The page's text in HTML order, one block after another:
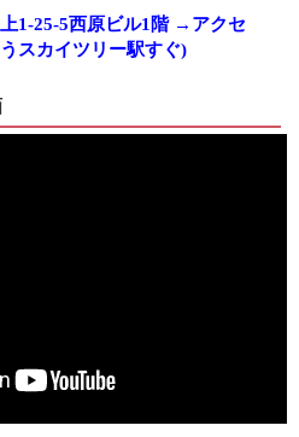
1-25-5西原ビル1階 →アクセ
スカイツリー駅すぐ)